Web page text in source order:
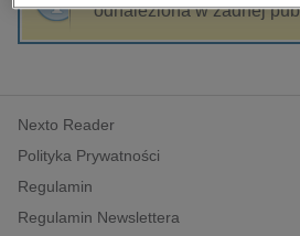
hobby, sport, rozrywka
komputery, internet,
polityka, społeczno-
psychologiczne
inne
popularno-naukowe
odnaleziona w żadnej
Nexto Reader
Polityka Prywatności
Regulamin
Regulamin Newslettera